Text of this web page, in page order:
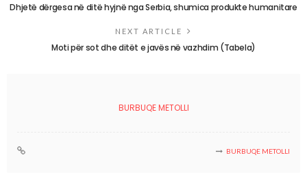
Dhjetë dërgesa në ditë hyjnë nga Serbia, shumica produkte humanitare
NEXT ARTICLE
Moti për sot dhe ditët e javës në vazhdim (Tabela)
BURBUQE METOLLI
BURBUQE METOLLI